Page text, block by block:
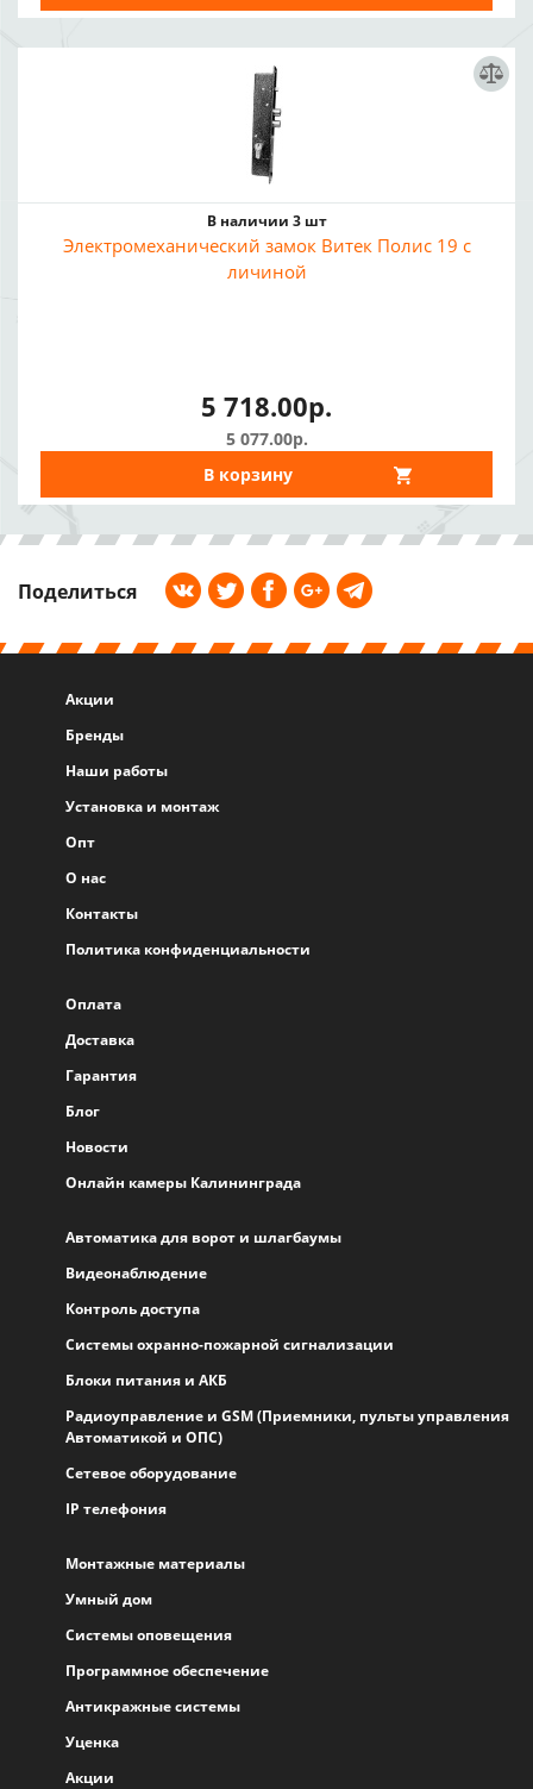
В наличии 3 шт
Электромеханический замок Витек Полис 19 с
личиной
5 718.00р.
5 077.00р.
В корзину
Поделиться
Акции
Бренды
Наши работы
Установка и монтаж
Опт
О нас
Контакты
Политика конфиденциальности
Оплата
Доставка
Гарантия
Блог
Новости
Онлайн камеры Калининграда
Автоматика для ворот и шлагбаумы
Видеонаблюдение
Контроль доступа
Системы охранно-пожарной сигнализации
Блоки питания и АКБ
Радиоуправление и GSM (Приемники, пульты управления
Автоматикой и ОПС)
Сетевое оборудование
IP телефония
Монтажные материалы
Умный дом
Системы оповещения
Программное обеспечение
Антикражные системы
Уценка
Акции